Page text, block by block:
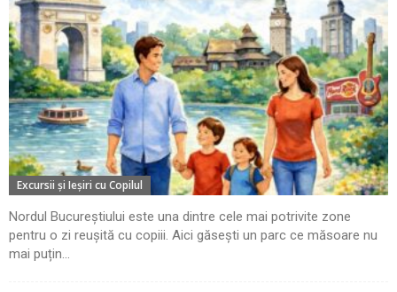
Excursii şi Ieşiri cu Copilul
Nordul Bucureștiului este una dintre cele mai potrivite zone
pentru o zi reușită cu copiii. Aici găsești un parc ce măsoare nu
mai puțin...